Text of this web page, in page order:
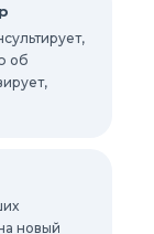
об
новый